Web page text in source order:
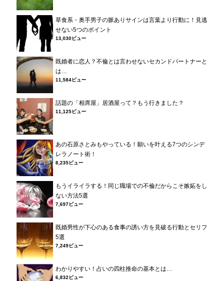
草食系・奥手男子の脈ありサインは言葉より行動に！見逃
せない5つのポイント
13,030ビュー
既婚者に恋人？不倫とは言わせないセカンドパートナーと
は…
11,584ビュー
話題の「相席屋」居酒屋って？もう行きました？
11,125ビュー
あの石原さとみもやっている！願いを叶える7つのシンデ
レラノート術！
8,235ビュー
もうイライラする！同じ職場での不倫だからこそ嫉妬をし
ない方法5選
7,697ビュー
既婚男性が下心のある食事の誘い方を見破る行動とセリフ
5選
7,249ビュー
わかりやすい！占いの四柱推命の基本とは…
6,832ビュー